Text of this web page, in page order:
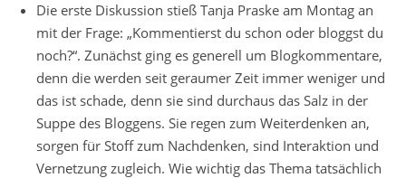
Die erste Diskussion stieß Tanja Praske am Montag an
mit der Frage: „Kommentierst du schon oder bloggst du
noch?“. Zunächst ging es generell um Blogkommentare,
denn die werden seit geraumer Zeit immer weniger und
das ist schade, denn sie sind durchaus das Salz in der
Suppe des Bloggens. Sie regen zum Weiterdenken an,
sorgen für Stoff zum Nachdenken, sind Interaktion und
Vernetzung zugleich. Wie wichtig das Thema tatsächlich